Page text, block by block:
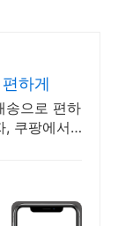
하게
송으로 편하
, 쿠팡에서